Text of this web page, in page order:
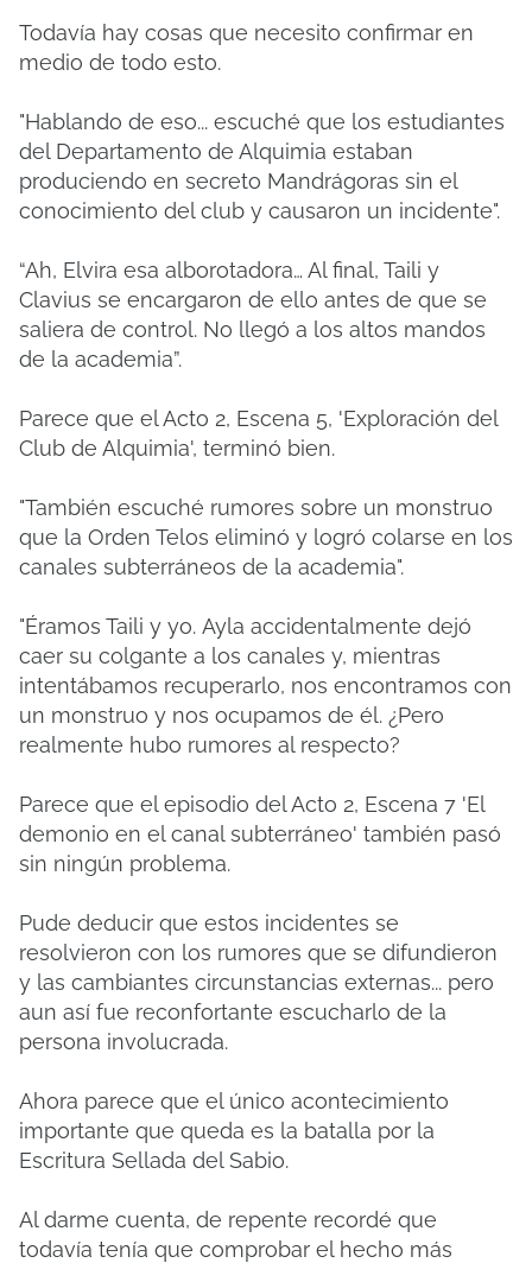
Todavía hay cosas que necesito confirmar en
medio de todo esto.
"Hablando de eso... escuché que los estudiantes
del Departamento de Alquimia estaban
produciendo en secreto Mandrágoras sin el
conocimiento del club y causaron un incidente".
“Ah, Elvira esa alborotadora… Al final, Taili y
Clavius ​​​​se encargaron de ello antes de que se
saliera de control. No llegó a los altos mandos
de la academia”.
Parece que el Acto 2, Escena 5, 'Exploración del
Club de Alquimia', terminó bien.
"También escuché rumores sobre un monstruo
que la Orden Telos eliminó y logró colarse en los
canales subterráneos de la academia".
"Éramos Taili y yo. Ayla accidentalmente dejó
caer su colgante a los canales y, mientras
intentábamos recuperarlo, nos encontramos con
un monstruo y nos ocupamos de él. ¿Pero
realmente hubo rumores al respecto?
Parece que el episodio del Acto 2, Escena 7 'El
demonio en el canal subterráneo' también pasó
sin ningún problema.
Pude deducir que estos incidentes se
resolvieron con los rumores que se difundieron
y las cambiantes circunstancias externas... pero
aun así fue reconfortante escucharlo de la
persona involucrada.
Ahora parece que el único acontecimiento
importante que queda es la batalla por la
Escritura Sellada del Sabio.
Al darme cuenta, de repente recordé que
todavía tenía que comprobar el hecho más